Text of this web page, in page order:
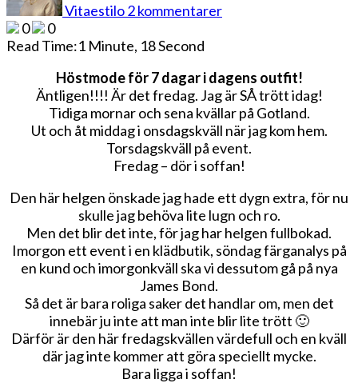
Vitaestilo2 kommentarer
7
0
0
Read Time:1 Minute, 18 Second
Höstmode för 7 dagar i dagens outfit!
Äntligen!!!! Är det fredag. Jag är SÅ trött idag!
Tidiga mornar och sena kvällar på Gotland.
Ut och åt middag i onsdagskväll när jag kom hem.
Torsdagskväll på event.
Fredag – dör i soffan!
Den här helgen önskade jag hade ett dygn extra, för nu
skulle jag behöva lite lugn och ro.
Men det blir det inte, för jag har helgen fullbokad.
Imorgon ett event i en klädbutik, söndag färganalys på
en kund och imorgonkväll ska vi dessutom gå på nya
James Bond.
Så det är bara roliga saker det handlar om, men det
innebär ju inte att man inte blir lite trött 🙂
Därför är den här fredagskvällen värdefull och en kväll
där jag inte kommer att göra speciellt mycke.
Bara ligga i soffan!